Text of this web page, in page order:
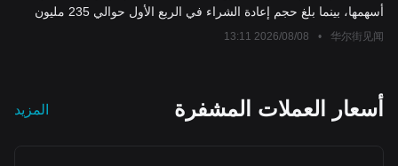
أسهمها، بينما بلغ حجم إعادة الشراء في الربع الأول حوالي 235 مليون
دولار فقط. وبلغ إجمالي عمليات إعادة الشراء في النصف الأول حوالي
العادية، لتدخل جوجل رسمياً ضمن أكبر خمسة مراكز استثمارية للشركة.
华尔街见闻
•
2026/08/08 13:11
أسعار العملات المشفرة المزيد